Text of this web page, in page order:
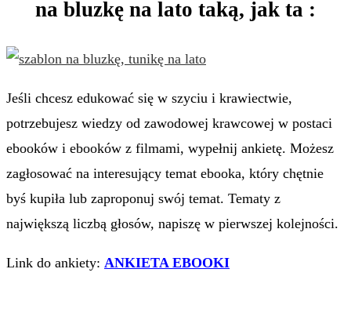
na bluzkę na lato taką, jak ta :
Jeśli chcesz edukować się w szyciu i krawiectwie,
potrzebujesz wiedzy od zawodowej krawcowej w postaci
ebooków i ebooków z filmami, wypełnij ankietę. Możesz
zagłosować na interesujący temat ebooka, który chętnie
byś kupiła lub zaproponuj swój temat. Tematy z
największą liczbą głosów, napiszę w pierwszej kolejności.
Link do ankiety: ANKIETA EBOOKI